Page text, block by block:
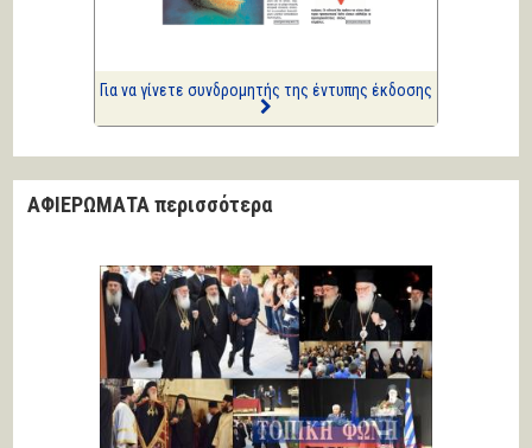
Για να γίνετε συνδρομητής της έντυπης έκδοσης
ΑΦΙΕΡΩΜΑΤΑ περισσότερα